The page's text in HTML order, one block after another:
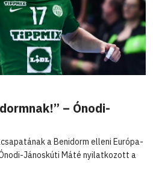
– Ónodi-
a Benidorm elleni Európa-
Jánoskúti Máté nyilatkozott a